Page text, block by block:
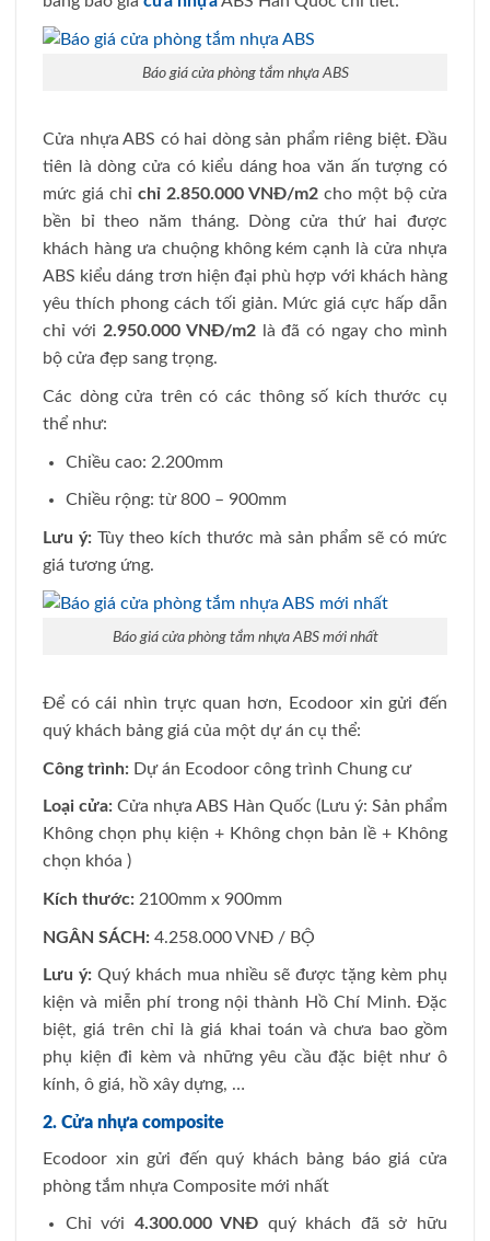
Báo giá cửa phòng tắm nhựa ABS
Cửa nhựa ABS có hai dòng sản phẩm riêng biệt. Đầu
tiên là dòng cửa có kiểu dáng hoa văn ấn tượng có
mức giá chỉ chỉ 2.850.000 VNĐ/m2 cho một bộ cửa
bền bỉ theo năm tháng. Dòng cửa thứ hai được
khách hàng ưa chuộng không kém cạnh là cửa nhựa
ABS kiểu dáng trơn hiện đại phù hợp với khách hàng
yêu thích phong cách tối giản. Mức giá cực hấp dẫn
chỉ với 2.950.000 VNĐ/m2là đã có ngay cho mình
bộ cửa đẹp sang trọng.
Các dòng cửa trên có các thông số kích thước cụ
thể như:
Chiều cao: 2.200mm
Chiều rộng: từ 800 – 900mm
Lưu ý: Tùy theo kích thước mà sản phẩm sẽ có mức
giá tương ứng.
Báo giá cửa phòng tắm nhựa ABS mới nhất
Để có cái nhìn trực quan hơn, Ecodoor xin gửi đến
quý khách bảng giá của một dự án cụ thể:
Công trình: Dự án Ecodoor công trình Chung cư
Loại cửa: Cửa nhựa ABS Hàn Quốc (Lưu ý: Sản phẩm
Không chọn phụ kiện + Không chọn bản lề + Không
chọn khóa )
Kích thước: 2100mm x 900mm
NGÂN SÁCH: 4.258.000 VNĐ / BỘ
Lưu ý: Quý khách mua nhiều sẽ được tặng kèm phụ
kiện và miễn phí trong nội thành Hồ Chí Minh. Đặc
biệt, giá trên chỉ là giá khai toán và chưa bao gồm
phụ kiện đi kèm và những yêu cầu đặc biệt như ô
kính, ô giá, hồ xây dựng, …
2. Cửa nhựa composite
Ecodoor xin gửi đến quý khách bảng báo giá cửa
phòng tắm nhựa Composite mới nhất
Chỉ với 4.300.000 VNĐ quý khách đã sở hữu